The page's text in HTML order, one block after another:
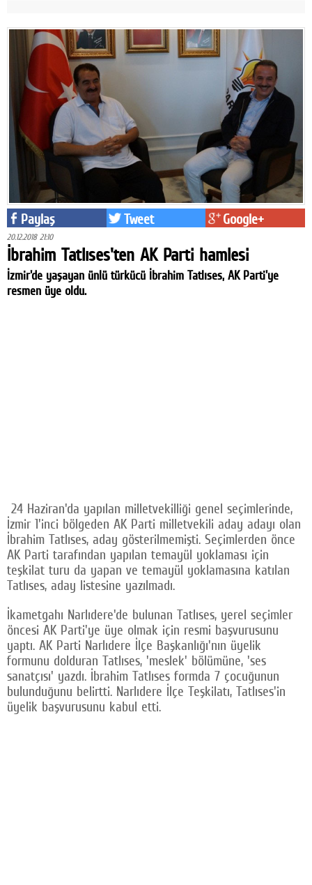
Paylaş Tweet Google+
20.12.2018 21:10
İbrahim Tatlıses'ten AK Parti hamlesi
İzmir'de yaşayan ünlü türkücü İbrahim Tatlıses, AK Parti'ye
resmen üye oldu.
24 Haziran'da yapılan milletvekilliği genel seçimlerinde,
İzmir 1'inci bölgeden AK Parti milletvekili aday adayı olan
İbrahim Tatlıses, aday gösterilmemişti. Seçimlerden önce
AK Parti tarafından yapılan temayül yoklaması için
teşkilat turu da yapan ve temayül yoklamasına katılan
Tatlıses, aday listesine yazılmadı.
İkametgahı Narlıdere'de bulunan Tatlıses, yerel seçimler
öncesi AK Parti'ye üye olmak için resmi başvurusunu
yaptı. AK Parti Narlıdere İlçe Başkanlığı'nın üyelik
formunu dolduran Tatlıses, 'meslek' bölümüne, 'ses
sanatçısı' yazdı. İbrahim Tatlıses formda 7 çocuğunun
bulunduğunu belirtti. Narlıdere İlçe Teşkilatı, Tatlıses'in
üyelik başvurusunu kabul etti.